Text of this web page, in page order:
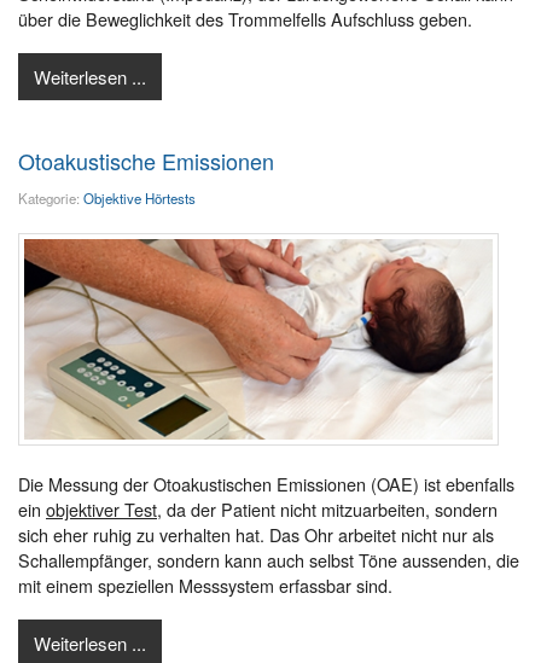
über die Beweglichkeit des Trommelfells Aufschluss geben.
Weiterlesen ...
Otoakustische Emissionen
Kategorie: Objektive Hörtests
Die Messung der Otoakustischen Emissionen (OAE) ist ebenfalls
ein objektiver Test, da der Patient nicht mitzuarbeiten, sondern
sich eher ruhig zu verhalten hat. Das Ohr arbeitet nicht nur als
Schallempfänger, sondern kann auch selbst Töne aussenden, die
mit einem speziellen Messsystem erfassbar sind.
Weiterlesen ...